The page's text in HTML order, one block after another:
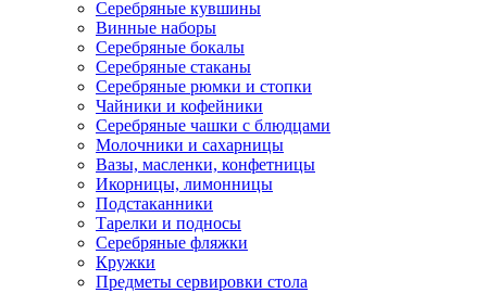
Серебряные кувшины
Винные наборы
Серебряные бокалы
Серебряные стаканы
Серебряные рюмки и стопки
Чайники и кофейники
Серебряные чашки с блюдцами
Молочники и сахарницы
Вазы, масленки, конфетницы
Икорницы, лимонницы
Подстаканники
Тарелки и подносы
Серебряные фляжки
Кружки
Предметы сервировки стола